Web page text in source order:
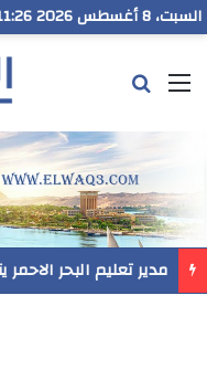
السبت، 8 أغسطس 2026 11:26 ص
القائمة